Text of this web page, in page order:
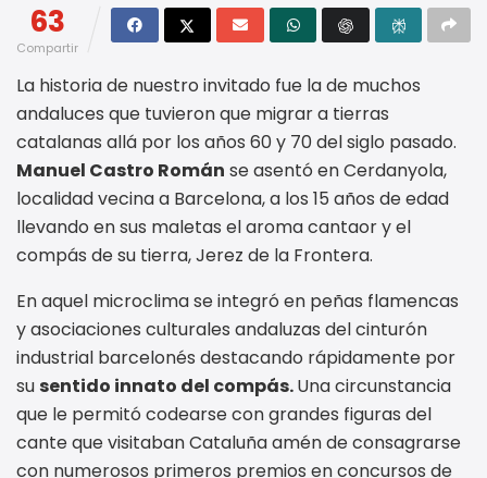
63
Compartir
La historia de nuestro invitado fue la de muchos
andaluces que tuvieron que migrar a tierras
catalanas allá por los años 60 y 70 del siglo pasado.
Manuel Castro Román se asentó en Cerdanyola,
localidad vecina a Barcelona, a los 15 años de edad
llevando en sus maletas el aroma cantaor y el
compás de su tierra, Jerez de la Frontera.
En aquel microclima se integró en peñas flamencas
y asociaciones culturales andaluzas del cinturón
industrial barcelonés destacando rápidamente por
su sentido innato del compás.Una circunstancia
que le permitó codearse con grandes figuras del
cante que visitaban Cataluña amén de consagrarse
con numerosos primeros premios en concursos de